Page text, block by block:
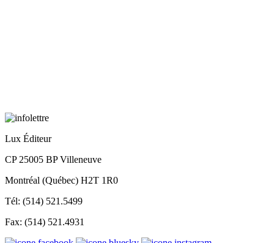
Lux Éditeur
CP 25005 BP Villeneuve
Montréal (Québec) H2T 1R0
Tél: (514) 521.5499
Fax: (514) 521.4931